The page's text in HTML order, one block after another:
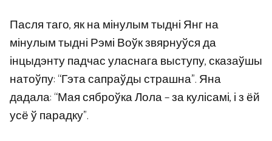
Пасля таго, як на мінулым тыдні Янг на
мінулым тыдні Рэмі Воўк звярнуўся да
інцыдэнту падчас уласнага выступу, сказаўшы
натоўпу: “Гэта сапраўды страшна”. Яна
дадала: “Мая сяброўка Лола – за кулісамі, і з ёй
усё ў парадку”.